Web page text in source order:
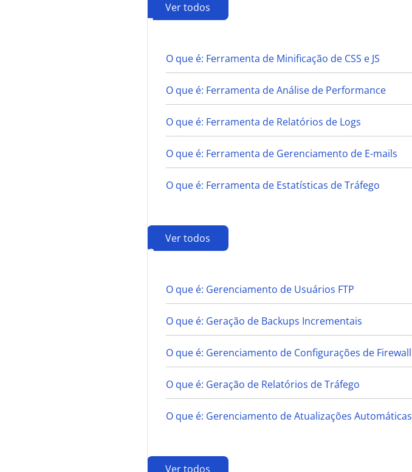
Ver todos
F
O que é: Ferramenta de Minificação de CSS e JS
O que é: Ferramenta de Análise de Performance
O que é: Ferramenta de Relatórios de Logs
O que é: Ferramenta de Gerenciamento de E-mails
O que é: Ferramenta de Estatísticas de Tráfego
Ver todos
G
O que é: Gerenciamento de Usuários FTP
O que é: Geração de Backups Incrementais
O que é: Gerenciamento de Configurações de Firewall
O que é: Geração de Relatórios de Tráfego
O que é: Gerenciamento de Atualizações Automáticas
Ver todos